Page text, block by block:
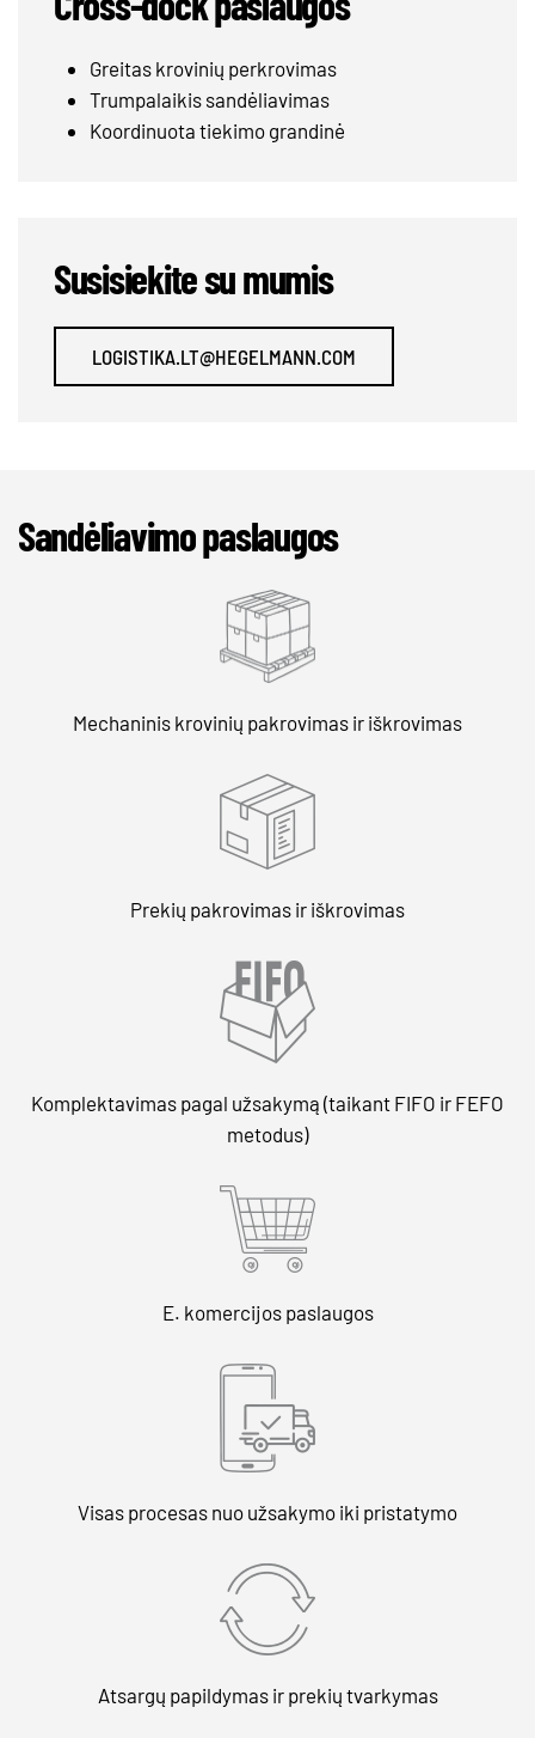
Greitas krovinių perkrovimas
Trumpalaikis sandėliavimas
Koordinuota tiekimo grandinė
Susisiekite su mumis
LOGISTIKA.LT@HEGELMANN.COM
Sandėliavimo paslaugos
Mechaninis krovinių pakrovimas ir iškrovimas
Prekių pakrovimas ir iškrovimas
Komplektavimas pagal užsakymą (taikant FIFO ir FEFO
metodus)
E. komercijos paslaugos
Visas procesas nuo užsakymo iki pristatymo
Atsargų papildymas ir prekių tvarkymas